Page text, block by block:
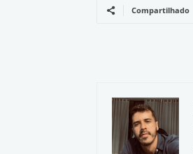
Compartilhado